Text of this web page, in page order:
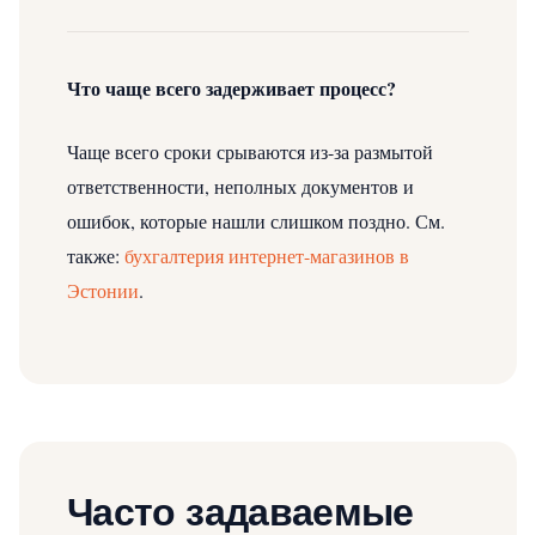
Что чаще всего задерживает процесс?
Чаще всего сроки срываются из-за размытой
ответственности, неполных документов и
ошибок, которые нашли слишком поздно. См.
также: бухгалтерия интернет-магазинов в
Эстонии.
Часто задаваемые